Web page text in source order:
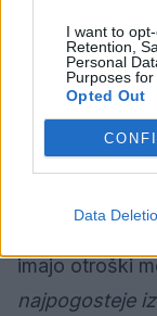
I want to
Retention,
Personal
Purposes for
Opted Out
Data
Za otroke so
kolesca trda
imajo otroški
najpogosteje